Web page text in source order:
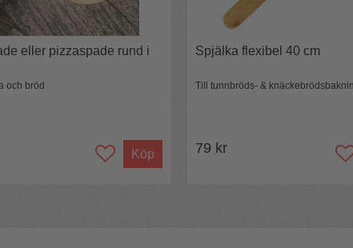
eller pizzaspade rund i
och bröd
Köp
Spjälka flexibel 40 cm
Till tunnbröds- &
79 kr